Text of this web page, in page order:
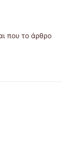
που το άρθρο